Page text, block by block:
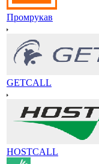
Промрукав
GETCALL
HOSTCALL